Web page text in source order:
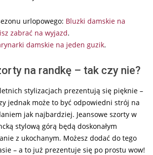
urlopowego: Bluzki damskie na
zabrać na wyjazd.
damskie na jeden guzik.
na randkę – tak czy nie?
stylizacjach prezentują się pięknie –
jednak może to być odpowiedni strój na
jak najbardziej. Jeansowe szorty w
stylową górą będą doskonałym
z ukochanym. Możesz dodać do tego
– a to już prezentuje się po prostu wow!